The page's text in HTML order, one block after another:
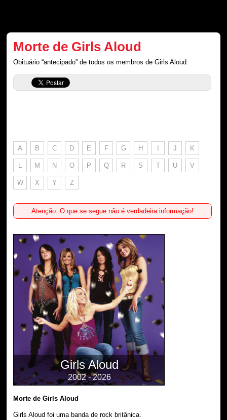
Morte de Girls Aloud
Obituário “antecipado” de todos os membros de Girls Aloud.
A B C D E F G H I J K
L M N O P Q R S T U V
W X Y Z
Atenção: O que se segue não é verdadeira informação!
Girls Aloud
2002 - 2026
Morte de Girls Aloud
Girls Aloud foi uma banda de rock britânica.